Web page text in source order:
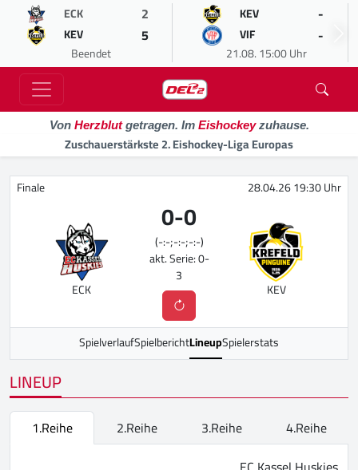
ECK 2
KEV 5
Beendet
KEV -
VIF -
21.08. 15:00 Uhr
Von Herzblutgetragen. Im Eishockeyzuhause.
Zuschauerstärkste 2. Eishockey-Liga Europas
Finale 28.04.26 19:30 Uhr
ECK
0-0
(-:-;-:-;-:-)
akt. Serie: 0-
3
KEV
SpielverlaufSpielberichtLineupSpielerstats
LINEUP
1.Reihe 2.Reihe 3.Reihe
4.Reihe